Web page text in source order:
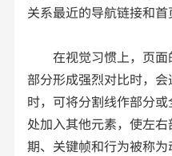
关系最近的导航链接和首
在视觉习惯上，页面
部分形成强烈对比时，
时，可将分割线作部分
处加入其他元素，使左
期、关键帧和行为被称为